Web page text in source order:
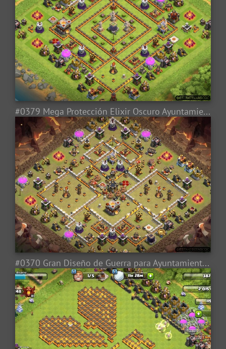
#0379 Mega Protección Elixir Oscuro Ayuntamiento 11, TH11 Dark Elixir Base Layout
#0370 Gran Diseño de Guerra para Ayuntamiento 11, Great War Base layout TH11